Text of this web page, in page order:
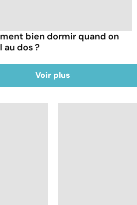
bien dormir quand on
au dos ?
Voir plus